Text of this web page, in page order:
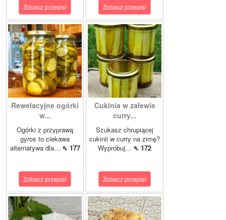
Zobacz przepis! Zobacz przepis!
Rewelacyjne ogórki
w...
Ogórki z przyprawą
gyros to ciekawa
alternatywa dla... ⇖ 177
Zobacz przepis!
Cukinia w zalewie
curry...
Szukasz chrupiącej
cukinii w curry na zimę?
Wypróbuj... ⇖ 172
Zobacz przepis!